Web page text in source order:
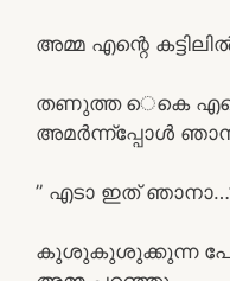
അമ്മ എന്റെ
തണുത്ത െകെ
അമർന്ന്പ്പോൾ
” എടാ ഇത്
കുശുകുശുക്കുന്ന